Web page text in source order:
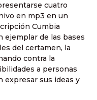
cuatro
en mp3 en un
Cumbia
ejemplar de las bases
del certamen, la
contra la
a personas
expresar sus ideas y